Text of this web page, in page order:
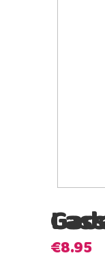
Lassig
€8.95